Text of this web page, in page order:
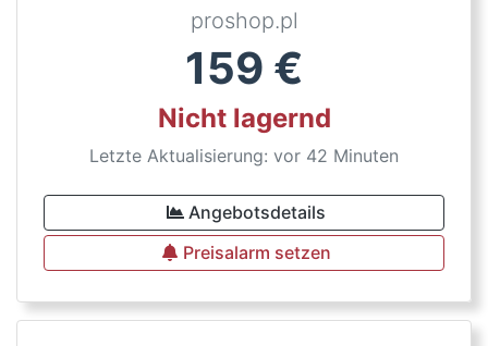
proshop.pl
159 €
Nicht lagernd
Letzte Aktualisierung: vor 42 Minuten
Angebotsdetails
Preisalarm setzen